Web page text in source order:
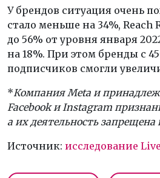
У брендов ситуация очень
стало меньше на 34%, Reach
до 56% от уровня января
на 18%. При этом бренды с
подписчиков смогли
*Компания Meta и
Facebook и Instagram
а их деятельность
Источник: исследование